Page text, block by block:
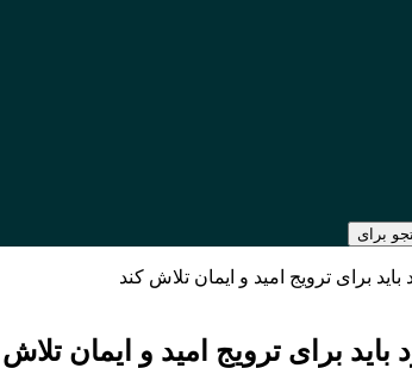
برای
برای ترویج امید و ایمان تلاش کند
برای ترویج امید و ایمان تلاش